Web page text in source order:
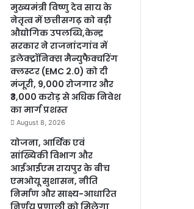
मुख्यमंत्री विष्णु देव साय के
नेतृत्व में छत्तीसगढ़ को बड़ी
औद्योगिक उपलब्धि,केन्द्र
सरकार ने राजनांदगांव में
इलेक्ट्रॉनिक्स मैन्युफैक्चरिंग
क्लस्टर (EMC 2.0) को दी
मंजूरी, 9,000 रोजगार और
₹3,000 करोड़ से अधिक निवेश
का मार्ग प्रशस्त
August 8, 2026
योजना, आर्थिक एवं
सांख्यिकी विभाग और
आईआईएम रायपुर के बीच
एमओयू सुशासन, नीति
निर्माण और साक्ष्य-आधारित
निर्णय प्रणाली को मिलेगा